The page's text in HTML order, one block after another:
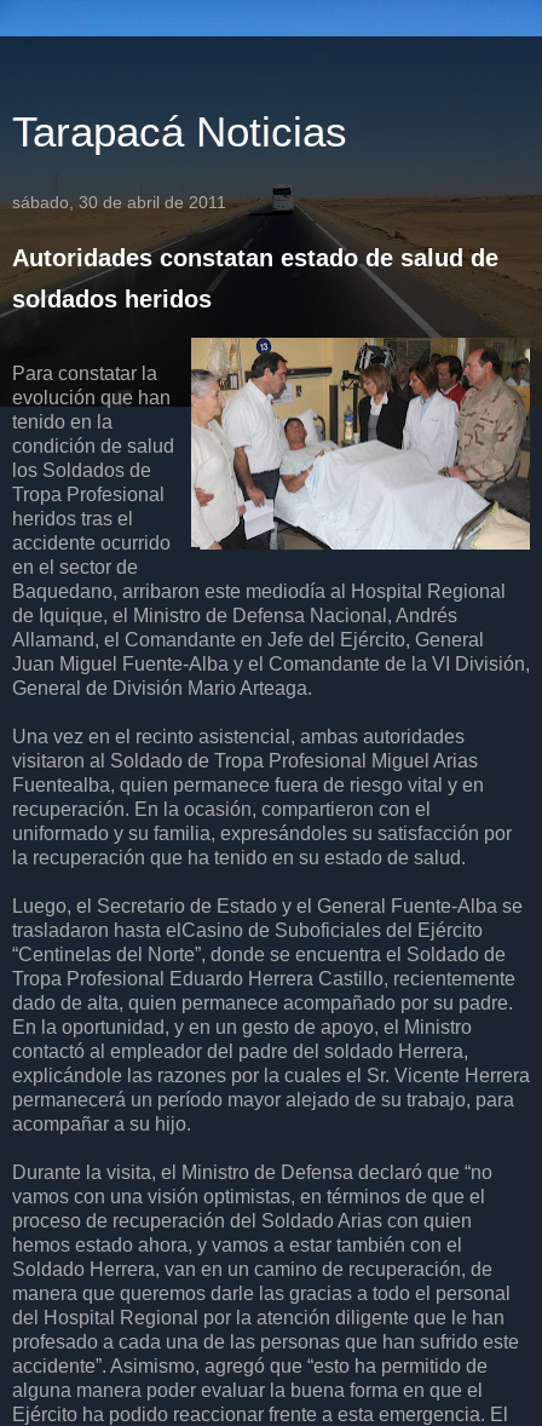
Tarapacá Noticias
sábado, 30 de abril de 2011
Autoridades constatan estado de salud de
soldados heridos
Para constatar la
evolución que han
tenido en la
condición de salud
los Soldados de
Tropa Profesional
heridos tras el
accidente ocurrido
en el sector de
Baquedano, arribaron este mediodía al Hospital Regional
de Iquique, el Ministro de Defensa Nacional, Andrés
Allamand, el Comandante en Jefe del Ejército, General
Juan Miguel Fuente-Alba y el Comandante de la VI División,
General de División Mario Arteaga.
Una vez en el recinto asistencial, ambas autoridades
visitaron al Soldado de Tropa Profesional Miguel Arias
Fuentealba, quien permanece fuera de riesgo vital y en
recuperación. En la ocasión, compartieron con el
uniformado y su familia, expresándoles su satisfacción por
la recuperación que ha tenido en su estado de salud.
Luego, el Secretario de Estado y el General Fuente-Alba se
trasladaron hasta elCasino de Suboficiales del Ejército
“Centinelas del Norte”, donde se encuentra el Soldado de
Tropa Profesional Eduardo Herrera Castillo, recientemente
dado de alta, quien permanece acompañado por su padre.
En la oportunidad, y en un gesto de apoyo, el Ministro
contactó al empleador del padre del soldado Herrera,
explicándole las razones por la cuales el Sr. Vicente Herrera
permanecerá un período mayor alejado de su trabajo, para
acompañar a su hijo.
Durante la visita, el Ministro de Defensa declaró que “no
vamos con una visión optimistas, en términos de que el
proceso de recuperación del Soldado Arias con quien
hemos estado ahora, y vamos a estar también con el
Soldado Herrera, van en un camino de recuperación, de
manera que queremos darle las gracias a todo el personal
del Hospital Regional por la atención diligente que le han
profesado a cada una de las personas que han sufrido este
accidente”. Asimismo, agregó que “esto ha permitido de
alguna manera poder evaluar la buena forma en que el
Ejército ha podido reaccionar frente a esta emergencia. El